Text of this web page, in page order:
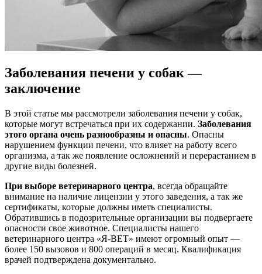
Заболевания печени у собак —
заключение
В этой статье мы рассмотрели заболевания печени у собак,
которые могут встречаться при их содержании. Заболевания
этого органа очень разнообразны и опасны. Опасны
нарушением функции печени, что влияет на работу всего
организма, а так же появление осложнений и перерастанием в
другие виды болезней.
При выборе ветеринарного центра, всегда обращайте
внимание на наличие лицензии у этого заведения, а так же
сертификаты, которые должны иметь специалисты.
Обратившись в подозрительные организации вы подвергаете
опасности свое животное. Специалисты нашего
ветеринарного центра «Я-ВЕТ» имеют огромный опыт —
более 150 вызовов и 800 операций в месяц. Квалификация
врачей подтверждена документально.